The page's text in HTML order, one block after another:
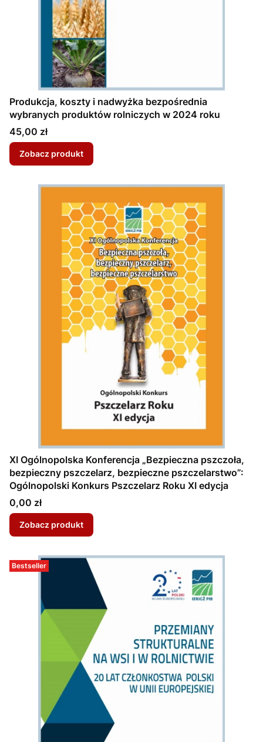
Produkcja, koszty i nadwyżka bezpośrednia
wybranych produktów rolniczych w 2024 roku
Cena
45,00 zł
Zobacz produkt
XI Ogólnopolska Konferencja „Bezpieczna pszczoła,
bezpieczny pszczelarz, bezpieczne pszczelarstwo”:
Ogólnopolski Konkurs Pszczelarz Roku XI edycja
Cena
0,00 zł
Zobacz produkt
Bestseller